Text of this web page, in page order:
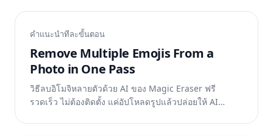
คำแนะนำทีละขั้นตอน
Remove Multiple Emojis From a
Photo in One Pass
วิธีลบอิโมจิหลายตัวด้วย AI ของ Magic Eraser ฟรี
รวดเร็ว ไม่ต้องติดตั้ง แค่อัปโหลดรูปแล้วปล่อยให้ AI